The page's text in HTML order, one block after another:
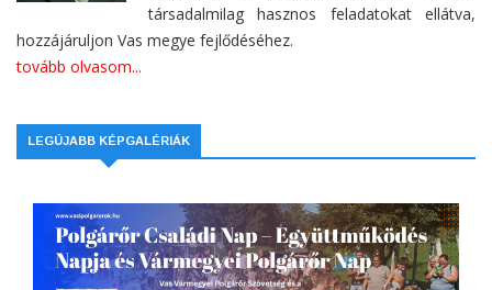
társadalmilag hasznos feladatokat ellátva,
hozzájáruljon Vas megye fejlődéséhez.
tovább olvasom...
LEGÚJABB KÉPGALÉRIÁK